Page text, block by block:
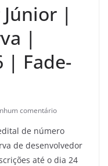
|
|
| Fade-
comentário
de número
de desenvolvedor
até o dia 24